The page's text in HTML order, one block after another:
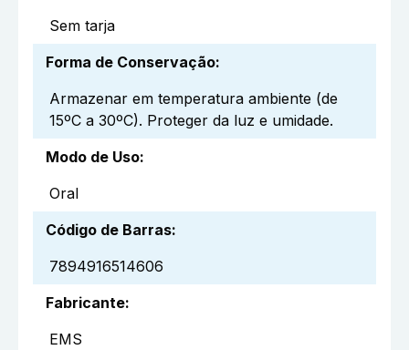
Sem tarja
Forma de Conservação:
Armazenar em temperatura ambiente (de
15ºC a 30ºC). Proteger da luz e umidade.
Modo de Uso:
Oral
Código de Barras:
7894916514606
Fabricante:
EMS